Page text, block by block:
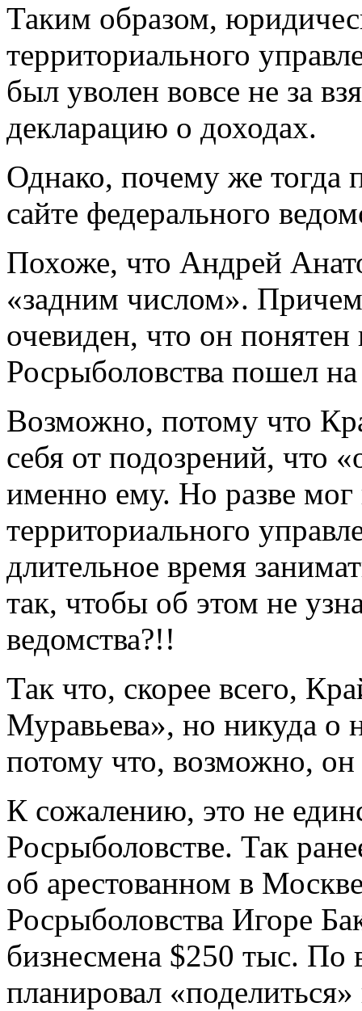
Таким образом,
территориального
был уволен вовсе не за
декларацию о доходах.
Однако, почему же тогда
сайте федерального
Похоже, что Андрей
«задним числом».
очевиден, что он
Росрыболовства пошел
Возможно, потому что
себя от подозрений, что
именно ему. Но разве мог
территориального
длительное время
так, чтобы об этом не
ведомства?!!
Так что, скорее всего,
Муравьева», но никуда
потому что, возможно,
К сожалению, это не
Росрыболовстве. Так
об арестованном в
Росрыболовства Игоре
бизнесмена $250 тыс. По
планировал